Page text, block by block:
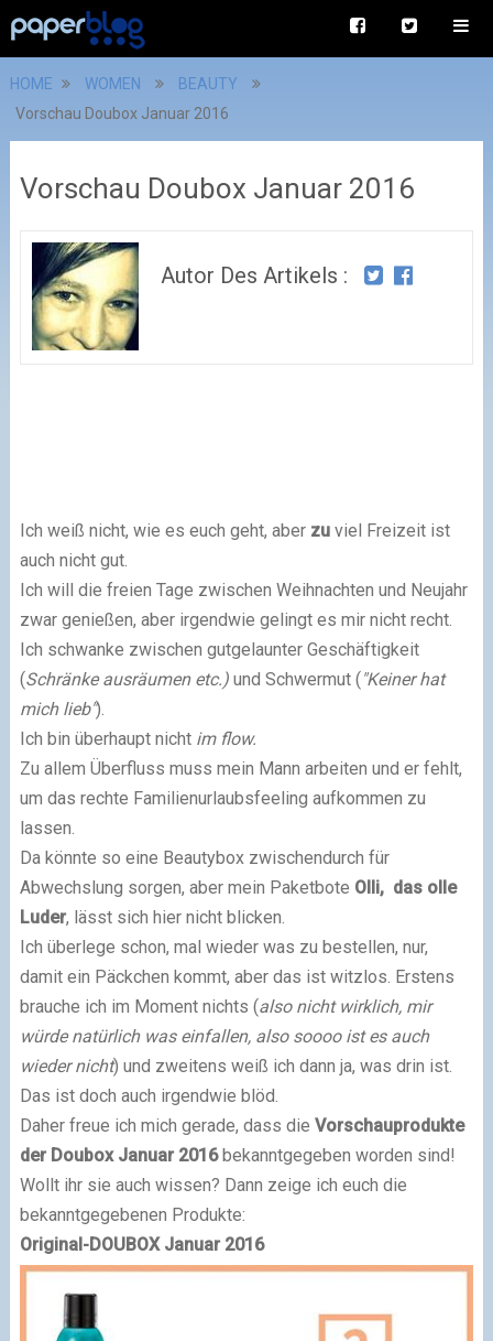
HOME WOMEN
BEAUTY
Vorschau Doubox Januar 2016
Vorschau Doubox Januar 2016
Autor Des Artikels :
Ich weiß nicht, wie es euch geht, aberzuviel Freizeit ist
auch nicht gut.
Ich will die freien Tage zwischen Weihnachten und Neujahr
zwar genießen, aber irgendwie gelingt es mir nicht recht.
Ich schwanke zwischen gutgelaunter Geschäftigkeit
(Schränke ausräumen etc.)und Schwermut ("Keiner hat
mich lieb").
Ich bin überhaupt nicht im flow.
Zu allem Überfluss muss mein Mann arbeiten und er fehlt,
um das rechte Familienurlaubsfeeling aufkommen zu
lassen.
Da könnte so eine Beautybox zwischendurch für
Abwechslung sorgen, aber mein Paketbote Olli, das olle
Luder, lässt sich hier nicht blicken.
Ich überlege schon, mal wieder was zu bestellen, nur,
damit ein Päckchen kommt, aber das ist witzlos. Erstens
brauche ich im Moment nichts (also nicht wirklich, mir
würde natürlich was einfallen, also soooo ist es auch
wieder nicht) und zweitens weiß ich dann ja, was drin ist.
Das ist doch auch irgendwie blöd.
Daher freue ich mich gerade, dass die Vorschauprodukte
der Doubox Januar 2016bekanntgegeben worden sind!
Wollt ihr sie auch wissen? Dann zeige ich euch die
bekanntgegebenen Produkte:
Original-DOUBOX Januar 2016